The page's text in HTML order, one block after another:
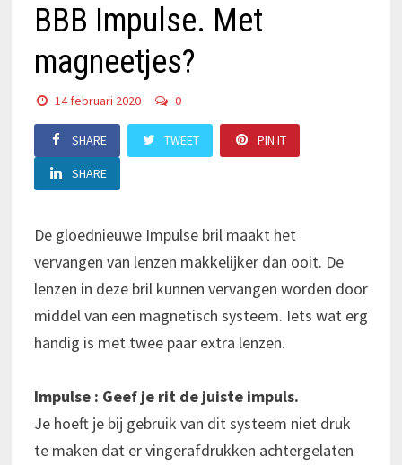
BBB Impulse. Met
magneetjes?
14 februari 2020 0
SHARE TWEET PIN IT
SHARE
De gloednieuwe Impulse bril maakt het
vervangen van lenzen makkelijker dan ooit. De
lenzen in deze bril kunnen vervangen worden door
middel van een magnetisch systeem. Iets wat erg
handig is met twee paar extra lenzen.
Impulse : Geef je rit de juiste impuls.
Je hoeft je bij gebruik van dit systeem niet druk
te maken dat er vingerafdrukken achtergelaten